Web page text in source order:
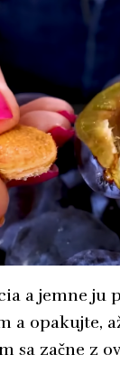
a jemne ju
a opakujte,
sa začne z